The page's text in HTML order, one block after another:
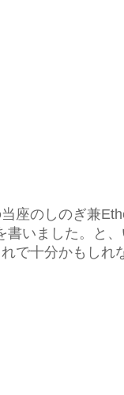
座のしのぎ兼
書いました。と
で十分かもしれ